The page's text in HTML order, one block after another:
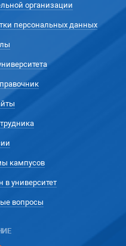
организации
персональных данных
кампусов
университет
вопросы